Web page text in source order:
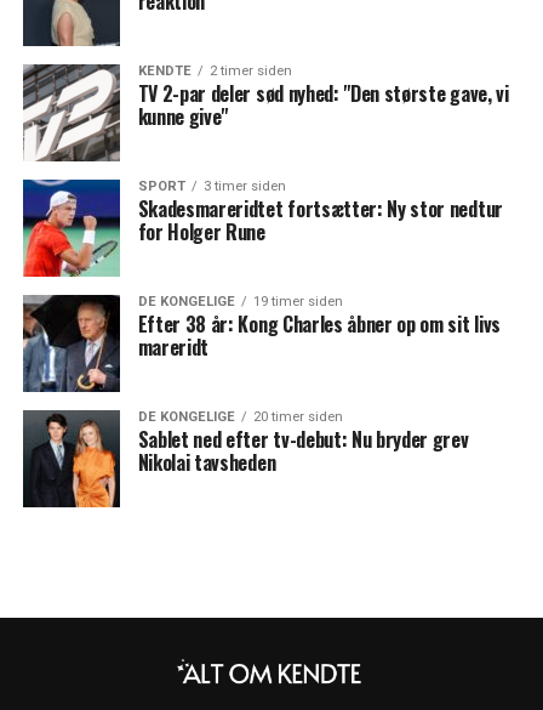
KENDTE 2 timer siden
TV 2-par deler sød nyhed: "Den største gave, vi
kunne give"
SPORT 3 timer siden
Skadesmareridtet fortsætter: Ny stor nedtur
for Holger Rune
DE KONGELIGE 19 timer siden
Efter 38 år: Kong Charles åbner op om sit livs
mareridt
DE KONGELIGE 20 timer siden
Sablet ned efter tv-debut: Nu bryder grev
Nikolai tavsheden